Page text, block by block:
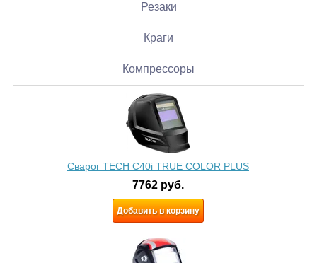
Резаки
Краги
Компрессоры
Сварог TECH C40i TRUE COLOR PLUS
7762 руб.
Добавить в корзину